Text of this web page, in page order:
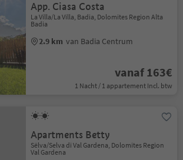
App. Ciasa Costa
La Villa/La Villa, Badia, Dolomites Region Alta
Badia
2.9 km van Badia Centrum
vanaf 163€
1 Nacht / 1 appartement Incl. btw
Apartments Betty
Sëlva/Selva di Val Gardena, Dolomites Region
Val Gardena